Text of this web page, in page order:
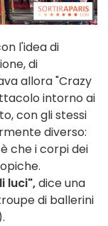
l'idea di
di
allora "Crazy
intorno ai
con gli stessi
diverso:
che i corpi dei
luci",dice una
di ballerini